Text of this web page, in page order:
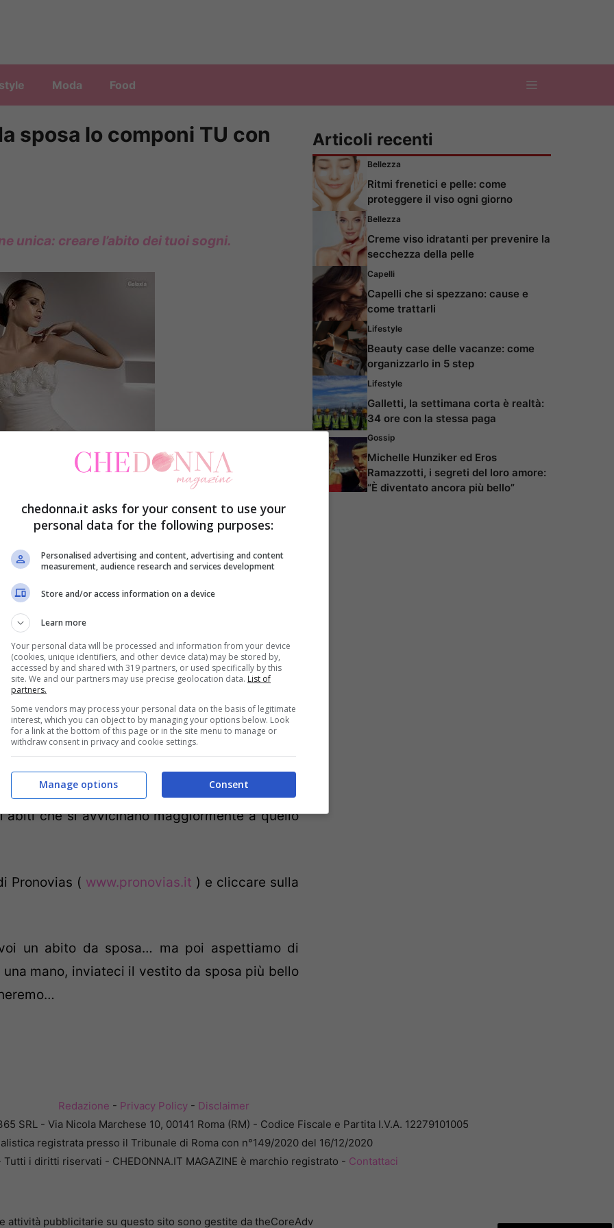
Moda Food
sposa lo componi TU con
unica: creare l’abito dei tuoi sogni.
che vorrebbero indossare nel giorno più bello
famosa casa di moda di abiti da sposa,
spose un servizio davvero unico: creare il
e modificandolo secondo i propri gusti. Un
dalla forma del vestito alla scollatura,
da abbinare… Fino a realizzare l’abito che
interessante è che al termine della creazione,
che si avvicinano maggiormente a quello
Pronovias ( www.pronovias.it ) e cliccare sulla
un abito da sposa… ma poi aspettiamo di
mano, inviateci il vestito da sposa più bello
Articoli recenti
Bellezza
Ritmi frenetici e pelle: come
proteggere il viso ogni giorno
Bellezza
Creme viso idratanti per prevenire la
secchezza della pelle
Capelli
Capelli che si spezzano: cause e
come trattarli
Lifestyle
Beauty case delle vacanze: come
organizzarlo in 5 step
Lifestyle
Galletti, la settimana corta è realtà:
34 ore con la stessa paga
Gossip
Michelle Hunziker ed Eros
Ramazzotti, i segreti del loro amore:
“È diventato ancora più bello”
Redazione - Privacy Policy- Disclaimer
SRL - Via Nicola Marchese 10, 00141 Roma (RM) - Codice Fiscale e Partita I.V.A. 12279101005
registrata presso il Tribunale di Roma con n°149/2020 del 16/12/2020
i diritti riservati - CHEDONNA.IT MAGAZINE è marchio registrato - Contattaci
attività pubblicitarie su questo sito sono gestite da theCoreAdv
chedonna.it asks for your consent to use your
personal data for the following purposes:
Personalised advertising and content, advertising and content
measurement, audience research and services development
Store and/or access information on a device
Learn more
Your personal data will be processed and information from your device
(cookies, unique identifiers, and other device data) may be stored by,
accessed by and shared with 319 partners, or used specifically by this
site. We and our partners may use precise geolocation data. List of
partners.
Some vendors may process your personal data on the basis of legitimate
interest, which you can object to by managing your options below. Look
for a link at the bottom of this page or in the site menu to manage or
withdraw consent in privacy and cookie settings.
Consent
Manage options